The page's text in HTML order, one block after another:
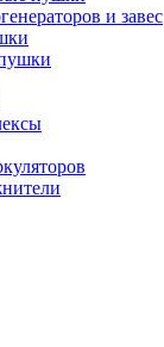
и завес